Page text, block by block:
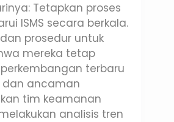
Tetapkan proses
ISMS secara berkala.
prosedur untuk
mereka tetap
terbaru
ancaman
tim keamanan
analisis tren